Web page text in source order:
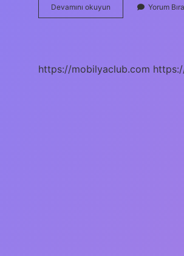
Devamını okuyun Hayvanlarda
Baskül
Yorum
https://mobilyaclub.com